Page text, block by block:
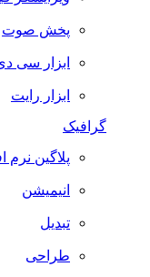
پخش صوت
ابزار سی دی
ابزار رایت
گرافیک
پلاگین نرم افزارها
انیمیشن
تبدیل
طراحی